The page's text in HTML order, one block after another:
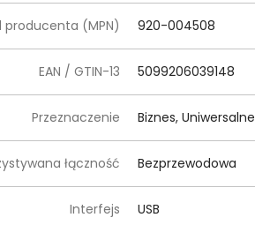
producenta (MPN) 920-004508
EAN / GTIN-13 5099206039148
Przeznaczenie Biznes, Uniwersalne
łączność Bezprzewodowa
Interfejs USB